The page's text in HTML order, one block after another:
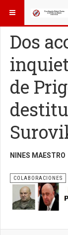
ESTÁ AQUÍ:
Dos
de
NINES MAESTRO
COLABORACIONES